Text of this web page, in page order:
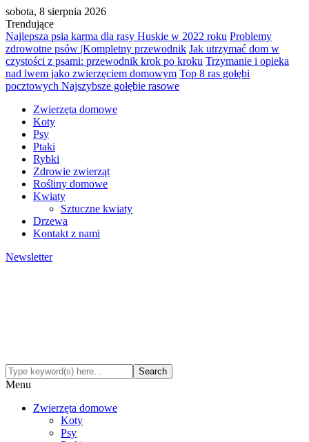
sobota, 8 sierpnia 2026
Trendujące
Najlepsza psia karma dla rasy Huskie w 2022 roku Problemy
zdrowotne psów |Kompletny przewodnik Jak utrzymać dom w
czystości z psami: przewodnik krok po kroku Trzymanie i opieka
nad lwem jako zwierzęciem domowym Top 8 ras gołębi
pocztowych Najszybsze gołębie rasowe
Zwierzęta domowe
Koty
Psy
Ptaki
Rybki
Zdrowie zwierząt
Rośliny domowe
Kwiaty
Sztuczne kwiaty
Drzewa
Kontakt z nami
Newsletter
Menu
Zwierzęta domowe
Koty
Psy